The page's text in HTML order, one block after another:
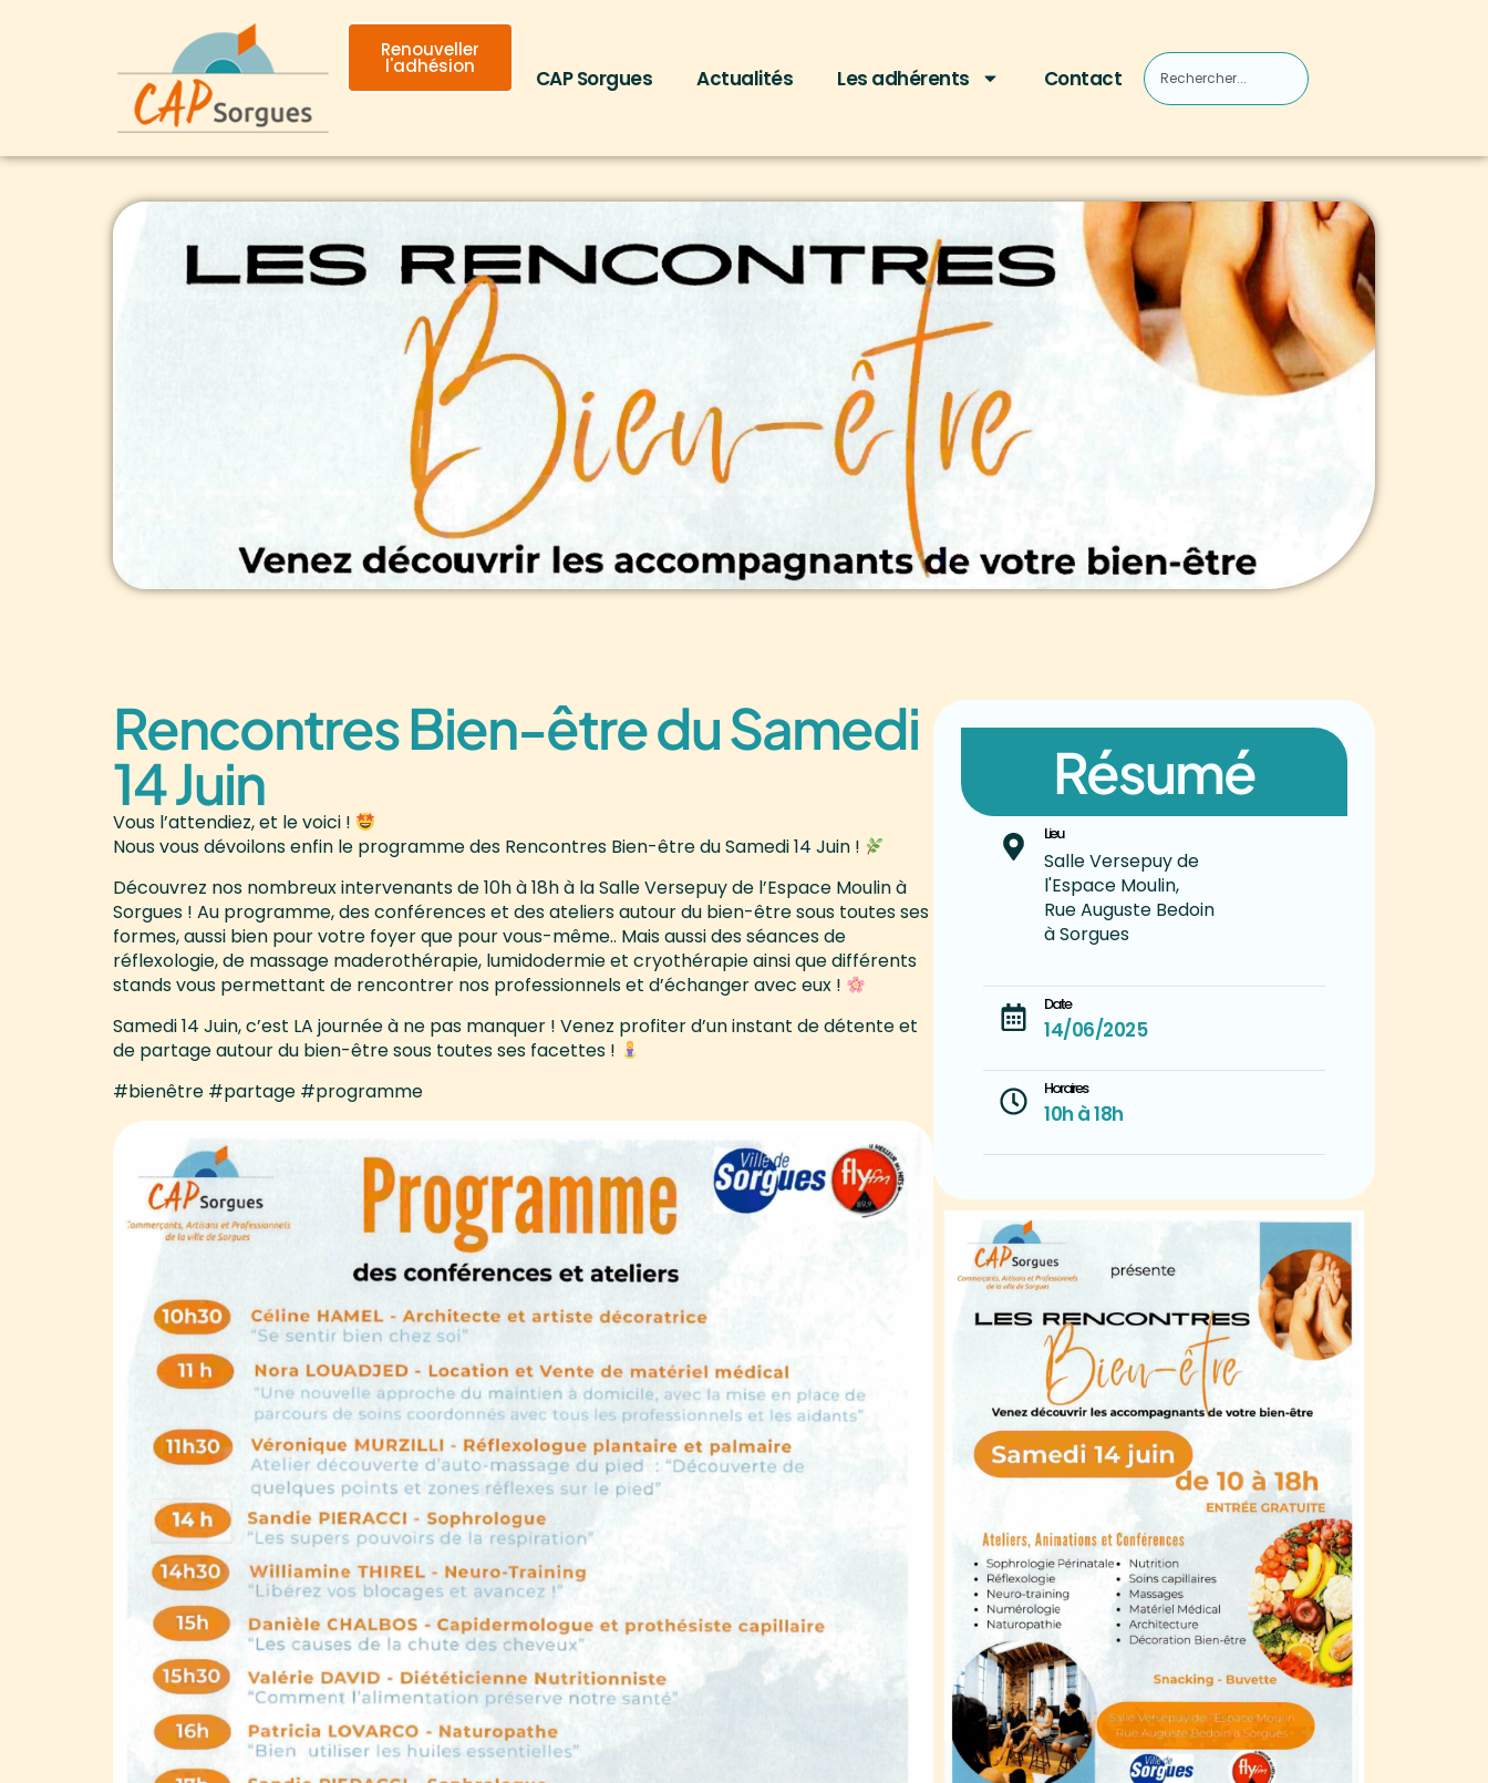
Renouveller
l'adhésion CAP Sorgues Actualités Les adhérents Contact
Rencontres Bien-être du Samedi
14 Juin
Vous l’attendiez, et le voici !
Nous vous dévoilons enfin le programme des Rencontres Bien-être du Samedi 14 Juin !
Découvrez nos nombreux intervenants de 10h à 18h à la Salle Versepuy de l’Espace Moulin à
Sorgues ! Au programme, des conférences et des ateliers autour du bien-être sous toutes ses
formes, aussi bien pour votre foyer que pour vous-même.. Mais aussi des séances de
réflexologie, de massage maderothérapie, lumidodermie et cryothérapie ainsi que différents
stands vous permettant de rencontrer nos professionnels et d’échanger avec eux !
Samedi 14 Juin, c’est LA journée à ne pas manquer ! Venez profiter d’un instant de détente et
de partage autour du bien-être sous toutes ses facettes !
#bienêtre #partage #programme
Résumé
Lieu
Salle Versepuy de
l'Espace Moulin,
Rue Auguste Bedoin
à Sorgues
Date
14/06/2025
Horaires
10h à 18h